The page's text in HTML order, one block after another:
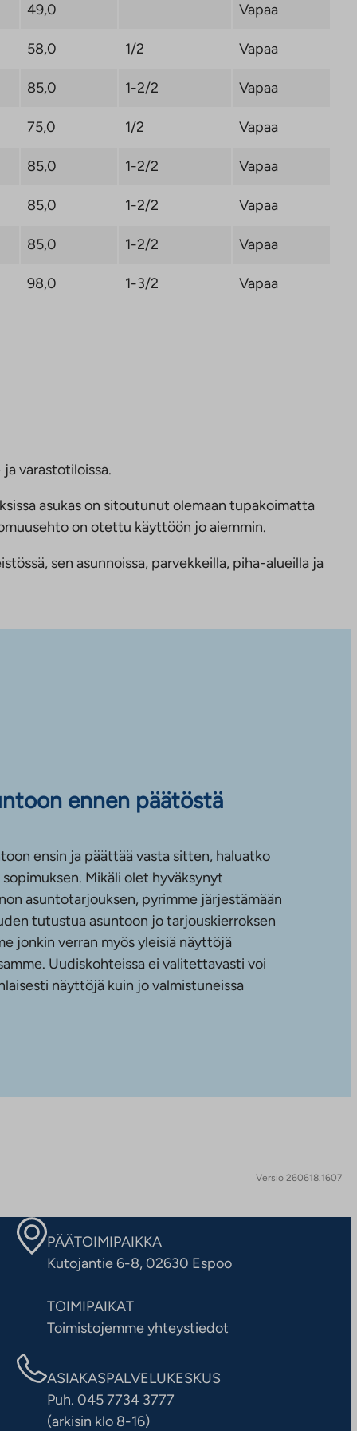
49,0 Vapaa
58,0 1/2 Vapaa
85,0 1-2/2 Vapaa
75,0 1/2 Vapaa
85,0 1-2/2 Vapaa
85,0 1-2/2 Vapaa
85,0 1-2/2 Vapaa
98,0 1-3/2 Vapaa
varastotiloissa.
asukas on sitoutunut olemaan tupakoimatta
on otettu käyttöön jo aiemmin.
sen asunnoissa, parvekkeilla, piha-alueilla ja
ennen päätöstä
ensin ja päättää vasta sitten, haluatko
Mikäli olet hyväksynyt
asuntotarjouksen, pyrimme järjestämään
tutustua asuntoon jo tarjouskierroksen
jonkin verran myös yleisiä näyttöjä
Uudiskohteissa ei valitettavasti voi
näyttöjä kuin jo valmistuneissa
Versio 260618.1607
PÄÄTOIMIPAIKKA
Kutojantie 6-8, 02630 Espoo
TOIMIPAIKAT
Toimistojemme yhteystiedot
ASIAKASPALVELUKESKUS
Puh. 045 7734 3777
(arkisin klo 8-16)